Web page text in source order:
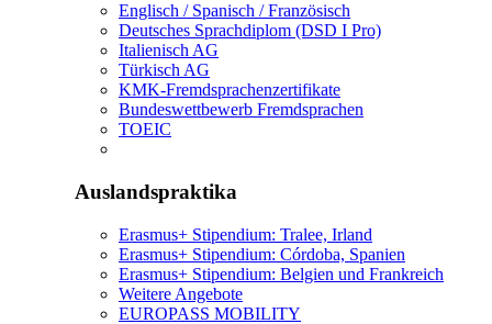
Englisch / Spanisch / Französisch
Deutsches Sprachdiplom (DSD I Pro)
Italienisch AG
Türkisch AG
KMK-Fremdsprachenzertifikate
Bundeswettbewerb Fremdsprachen
TOEIC
Auslandspraktika
Erasmus+ Stipendium: Tralee, Irland
Erasmus+ Stipendium: Córdoba, Spanien
Erasmus+ Stipendium: Belgien und Frankreich
Weitere Angebote
EUROPASS MOBILITY